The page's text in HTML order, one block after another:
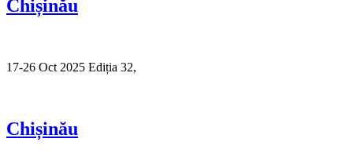
Chișinău
17-26 Oct 2025 Ediția 32,
Chișinău